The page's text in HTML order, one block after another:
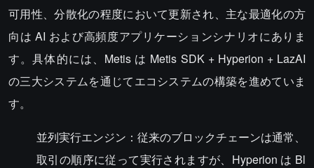
可用性、分散化の程度において更新され、主な最適化の方
向は AI および高頻度アプリケーションシナリオにありま
す。具体的には、Metis は Metis SDK + Hyperion + LazAI
の三大システムを通じてエコシステムの構築を進めていま
す。
並列実行エンジン：従来のブロックチェーンは通常、
取引の順序に従って実行されますが、Hyperion は Bl